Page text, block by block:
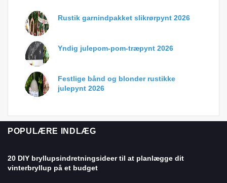
Rustik garnindpakket slikrørpynt 2026
Yndig julepom-pom-træpynt 2026
Festlige bånd og blonder rustikke
julepynt 2026
POPULÆRE INDLÆG
20 DIY bryllupsindretningsideer til at planlægge dit
vinterbryllup på et budget